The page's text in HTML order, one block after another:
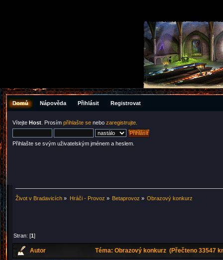
Domů Nápověda Přihlásit Registrovat
Vítejte Host . Prosím přihlašte se nebo zaregistrujte
Přihlašte se svým uživatelským jménem a heslem.
Život v Bradavicích » Hráči - Provoz » Betaprovoz » Obrazový konkurz
Stran: [1]
Autor Téma: Obrazový konkurz (Přečteno 33547